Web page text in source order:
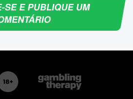
SE E PUBLIQUE UM